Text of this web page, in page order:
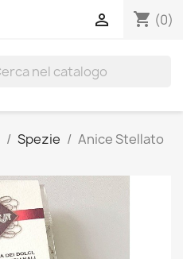
shopping_cart (0)

Spezie
Anice Stellato